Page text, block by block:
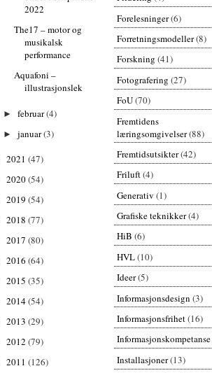
2022
The17 – motor og
musikalsk
performance
Aquafoni –
illustrasjonslek
► februar(4)
► januar(3)
2021 (47)
2020(54)
2019 (54)
2018 (77)
2017 (80)
2016 (64)
2015 (35)
2014(54)
2013 (29)
2012 (79)
2011 (126)
Forelesninger(6)
Forretningsmodeller(8)
Forskning (41)
Fotografering (27)
FoU(70)
Fremtidens
læringsomgivelser(88)
Fremtidsutsikter(42)
Friluft(4)
Generativ (1)
Grafiske teknikker(4)
HiB (6)
HVL(10)
Ideer(5)
Informasjonsdesign (3)
Informasjonsfrihet(16)
Informasjonskompetanse
Installasjoner(13)